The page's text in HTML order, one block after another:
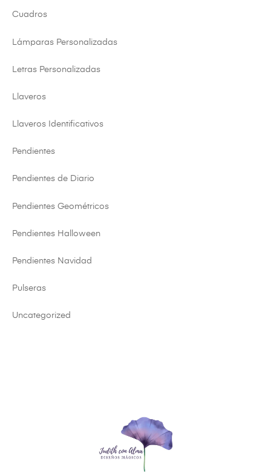
Cuadros
Lámparas Personalizadas
Letras Personalizadas
Llaveros
Llaveros Identificativos
Pendientes
Pendientes de Diario
Pendientes Geométricos
Pendientes Halloween
Pendientes Navidad
Pulseras
Uncategorized